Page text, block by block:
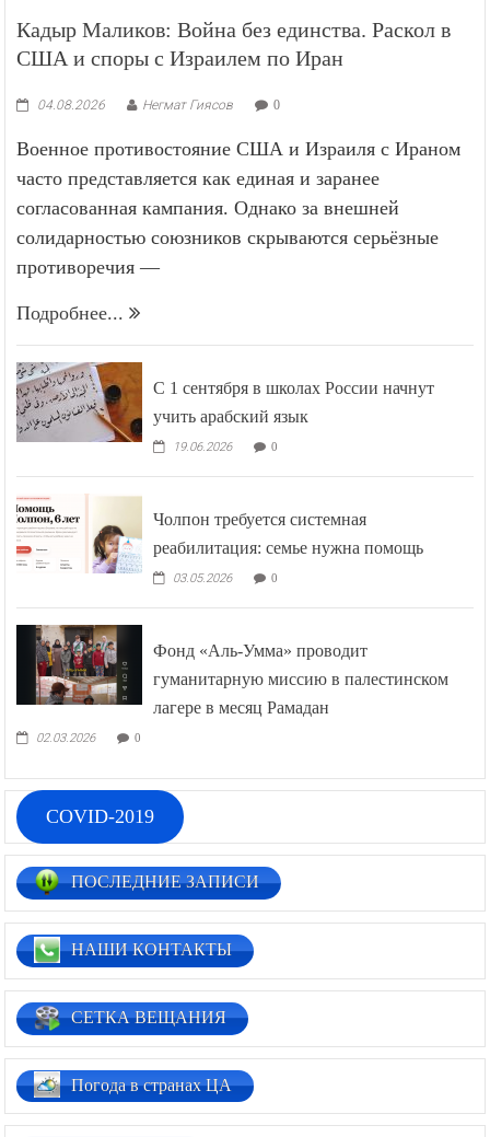
Кадыр Маликов: Война без единства. Раскол в
США и споры с Израилем по Иран
04.08.2026 Негмат Гиясов 0
Военное противостояние США и Израиля с Ираном
часто представляется как единая и заранее
согласованная кампания. Однако за внешней
солидарностью союзников скрываются серьёзные
противоречия —
Подробнее...
С 1 сентября в школах России начнут
учить арабский язык
19.06.2026 0
Чолпон требуется системная
реабилитация: семье нужна помощь
03.05.2026 0
Фонд «Аль-Умма» проводит
гуманитарную миссию в палестинском
лагере в месяц Рамадан
02.03.2026 0
COVID-2019
ПОСЛЕДНИЕ ЗАПИСИ
НАШИ КОНТАКТЫ
СЕТКА ВЕЩАНИЯ
Погода в странах ЦА